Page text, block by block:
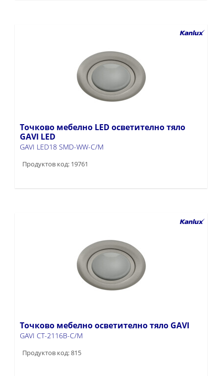
Точково мебелно LED осветително тяло
GAVI LED
GAVI LED18 SMD-WW-C/M
Продуктов код: 19761
Точково мебелно осветително тяло GAVI
GAVI CT-2116B-C/M
Продуктов код: 815